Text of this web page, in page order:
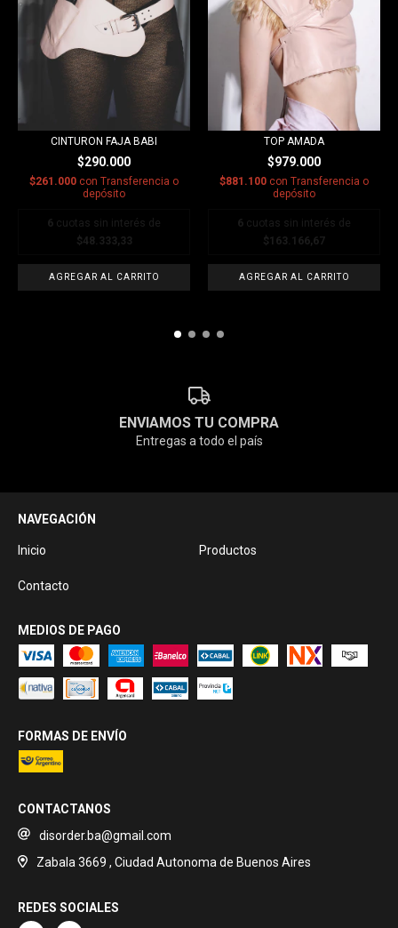
CINTURON FAJA BABI
$290.000
$261.000 con Transferencia o
depósito
6 cuotas sin interés de
$48.333,33
TOP AMADA
$979.000
$881.100 con Transferencia o
depósito
6 cuotas sin interés de
$163.166,67
ENVIAMOS TU COMPRA
Entregas a todo el país
NAVEGACIÓN
Inicio Productos
Contacto
MEDIOS DE PAGO
FORMAS DE ENVÍO
CONTACTANOS
disorder.ba@gmail.com
Zabala 3669 , Ciudad Autonoma de Buenos Aires
REDES SOCIALES